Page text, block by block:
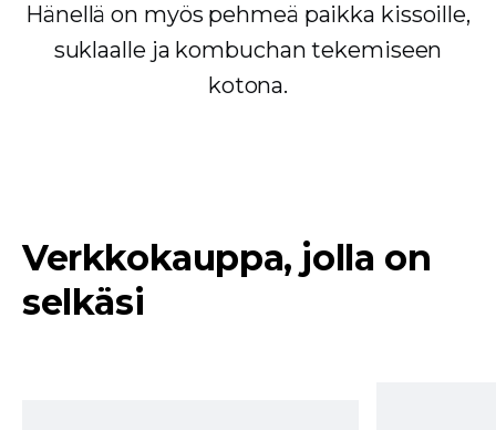
Hänellä on myös pehmeä paikka kissoille,
suklaalle ja kombuchan tekemiseen
kotona.
Verkkokauppa, jolla on
selkäsi